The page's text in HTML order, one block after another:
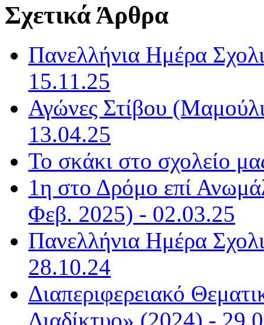
Σχετικά Άρθρα
Πανελλήνια Ημέρα
15.11.25
Αγώνες Στίβου
13.04.25
Το σκάκι στο σχολείο
1η στο Δρόμο επί
Φεβ. 2025) - 02.03.25
Πανελλήνια Ημέρα
28.10.24
Διαπεριφερειακό
Διαδίκτυο» (2024) -